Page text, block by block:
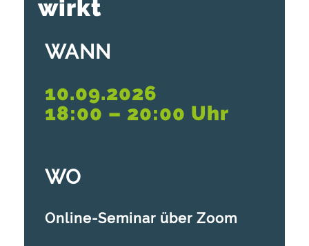
wirkt
WANN
10.09.2026
18:00 – 20:00 Uhr
WO
Online-Seminar über Zoom